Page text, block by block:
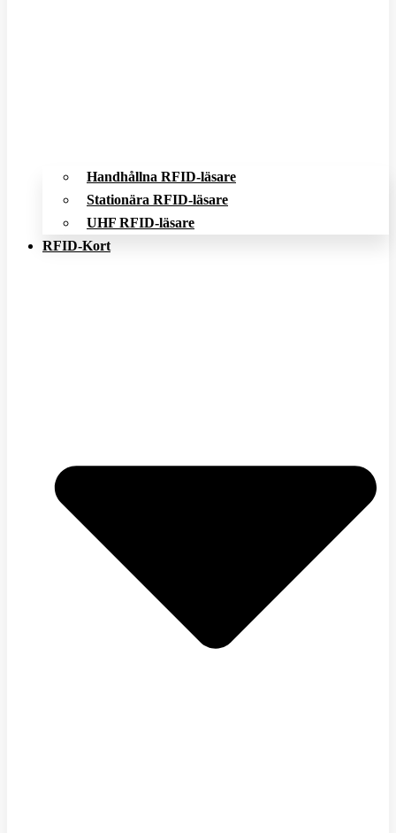
Handhållna RFID-läsare
Stationära RFID-läsare
UHF RFID-läsare
RFID-Kort